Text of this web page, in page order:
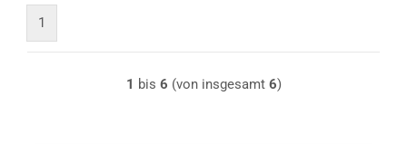
1
1 bis 6 (von insgesamt 6)